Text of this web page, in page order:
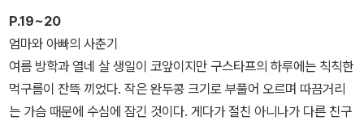
보에도 올랐다. ‘유머와 가슴 아픈 통증이 공존하고, 한번 읽기 시작하
면 멈추기 힘든 이야기’, ‘복잡한 사춘기 시절의 심리를 적확한 언어와
톤으로 그렸다’는 호평을 받은 작품이기도 하다.
P.19~20
엄마와 아빠의 사춘기
여름 방학과 열네 살 생일이 코앞이지만 구스타프의 하루에는 칙칙한
먹구름이 잔뜩 끼었다. 작은 완두콩 크기로 부풀어 오르며 따끔거리
는 가슴 때문에 수심에 잠긴 것이다. 게다가 절친 아니나가 다른 친구